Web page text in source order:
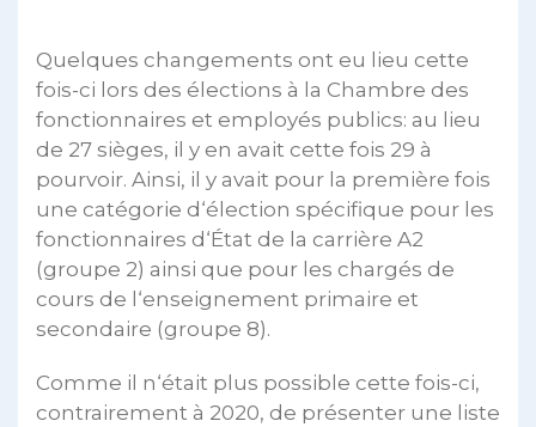
Quelques changements ont eu lieu cette
fois-ci lors des élections à la Chambre des
fonctionnaires et employés publics: au lieu
de 27 sièges, il y en avait cette fois 29 à
pourvoir. Ainsi, il y avait pour la première fois
une catégorie d‘élection spécifique pour les
fonctionnaires d‘État de la carrière A2
(groupe 2) ainsi que pour les chargés de
cours de l‘enseignement primaire et
secondaire (groupe 8).
Comme il n‘était plus possible cette fois-ci,
contrairement à 2020, de présenter une liste